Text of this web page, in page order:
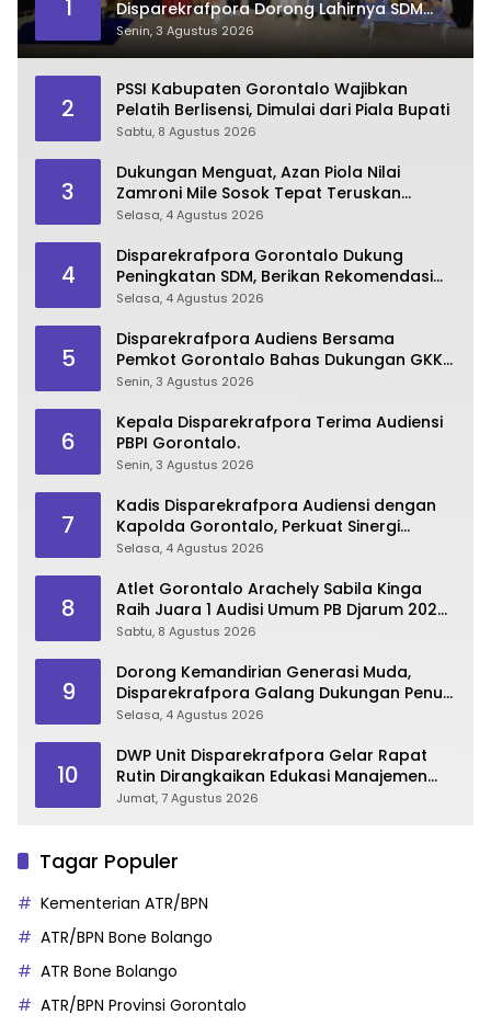
1
Disparekrafpora Dorong Lahirnya SDM
Pariwisata Unggul
Senin, 3 Agustus 2026
2
PSSI Kabupaten Gorontalo Wajibkan
Pelatih Berlisensi, Dimulai dari Piala Bupati
Sabtu, 8 Agustus 2026
3
Dukungan Menguat, Azan Piola Nilai
Zamroni Mile Sosok Tepat Teruskan
Pembangunan Bone Bolango
Selasa, 4 Agustus 2026
4
Disparekrafpora Gorontalo Dukung
Peningkatan SDM, Berikan Rekomendasi
Studi S3 bagi Pegawai
Selasa, 4 Agustus 2026
5
Disparekrafpora Audiens Bersama
Pemkot Gorontalo Bahas Dukungan GKK
2026
Senin, 3 Agustus 2026
6
Kepala Disparekrafpora Terima Audiensi
PBPI Gorontalo.
Senin, 3 Agustus 2026
7
Kadis Disparekrafpora Audiensi dengan
Kapolda Gorontalo, Perkuat Sinergi
Sukseskan Gorontalo Karnaval Karawo
Selasa, 4 Agustus 2026
8
Atlet Gorontalo Arachely Sabila Kinga
Raih Juara 1 Audisi Umum PB Djarum 2026
di Makassar
Sabtu, 8 Agustus 2026
9
Dorong Kemandirian Generasi Muda,
Disparekrafpora Galang Dukungan Penuh
Para Aleg Deprov
Selasa, 4 Agustus 2026
10
DWP Unit Disparekrafpora Gelar Rapat
Rutin Dirangkaikan Edukasi Manajemen
Stres
Jumat, 7 Agustus 2026
Tagar Populer
Kementerian ATR/BPN
ATR/BPN Bone Bolango
ATR Bone Bolango
ATR/BPN Provinsi Gorontalo